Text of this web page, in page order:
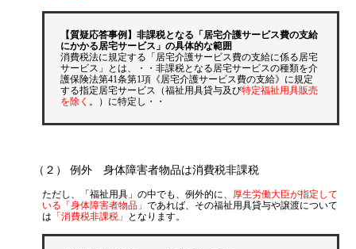
【質疑応答事例】非課税となる「居宅介護サービス費の支給
にかかる居宅サービス」の具体的な範囲
消費税法に規定する「居宅介護サービス費の支給に係る居宅
サービス」とは、・・非課税となる居宅サービスの種類を介
護保険法第41条第1項《居宅介護サービス費の支給》に規定
する指定居宅サービス（福祉用具貸与及び特定福祉用具販売
を除く 。）に特定し・・
（２） 例外 身体障害者物品は消費税非課税
ただし、「福祉用具」の中でも、例外的に、 厚生労働大臣が指定して
いる「身体障害者物品」 であれば、その福祉用具貸与や譲渡について
は 「消費税非課税」 となります。